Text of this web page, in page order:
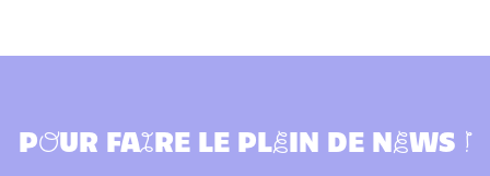
POUR FAIRE LE PLEIN DE NEWS !